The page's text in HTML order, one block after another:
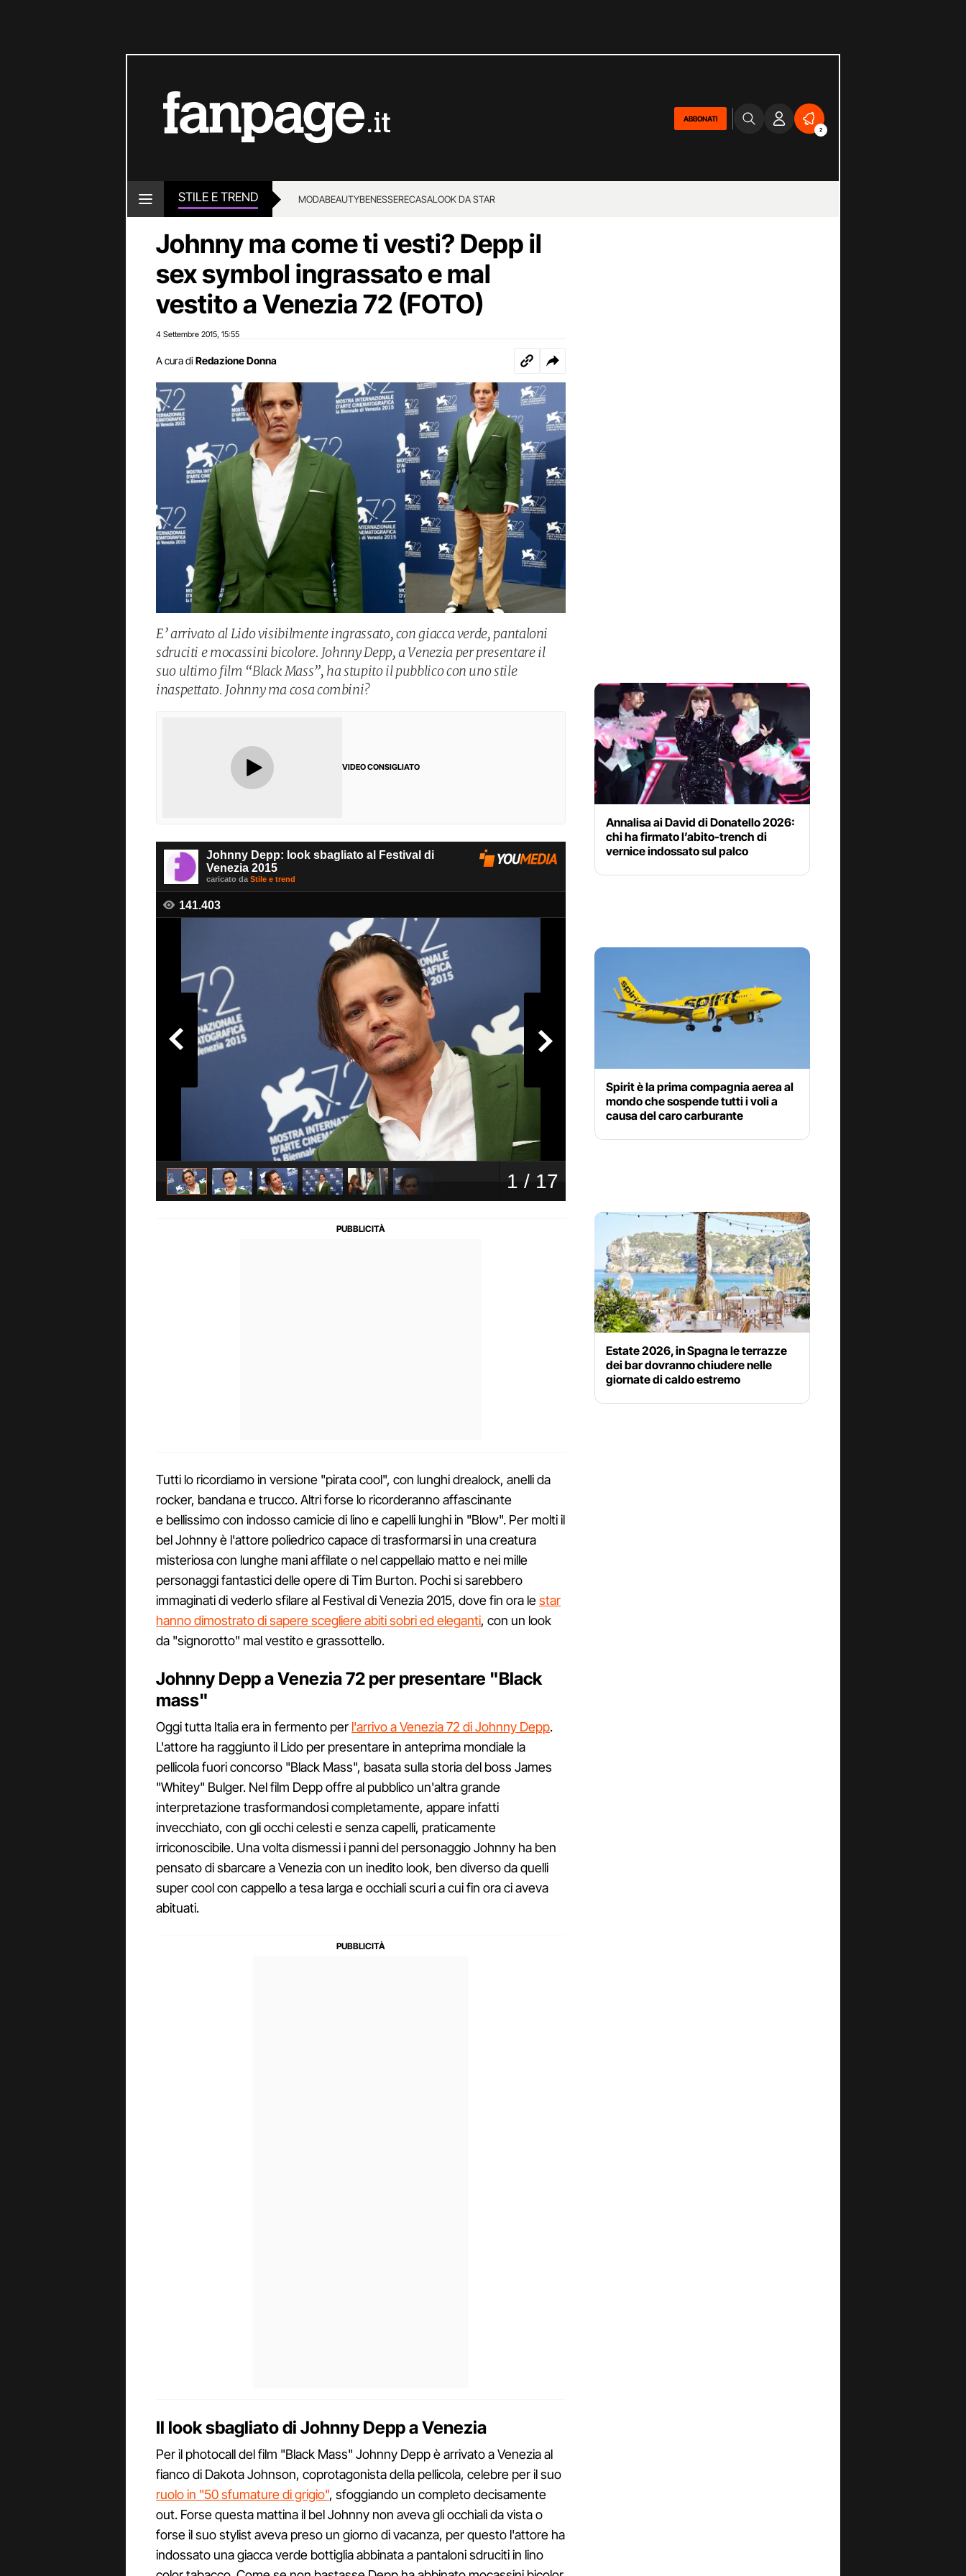
ABBONATI
2
STILE E TREND MODABEAUTYBENESSERECASALOOK DA STAR
Johnny ma come ti vesti? Depp il
sex symbol ingrassato e mal
vestito a Venezia 72 (FOTO)
4 Settembre 2015 15:55
A cura di Redazione Donna
E’ arrivato al Lido visibilmente ingrassato, con giacca verde, pantaloni
sdruciti e mocassini bicolore. Johnny Depp, a Venezia per presentare il
suo ultimo film “Black Mass”, ha stupito il pubblico con uno stile
inaspettato. Johnny ma cosa combini?
VIDEO CONSIGLIATO
Tutti lo ricordiamo in versione "pirata cool", con lunghi drealock, anelli da
rocker, bandana e trucco. Altri forse lo ricorderanno affascinante
e bellissimo con indosso camicie di lino e capelli lunghi in "Blow". Per molti il
bel Johnny è l'attore poliedrico capace di trasformarsi in una creatura
misteriosa con lunghe mani affilate o nel cappellaio matto e nei mille
personaggi fantastici delle opere di Tim Burton. Pochi si sarebbero
immaginati di vederlo sfilare al Festival di Venezia 2015, dove fin ora lestar
hanno dimostrato di sapere scegliere abiti sobri ed eleganti, con un look
da "signorotto" mal vestito e grassottello.
Johnny Depp a Venezia 72 per presentare "Black
mass"
Oggi tutta Italia era in fermento per l'arrivo a Venezia 72 di Johnny Depp.
L'attore ha raggiunto il Lido per presentare in anteprima mondiale la
pellicola fuori concorso "Black Mass", basata sulla storia del boss James
"Whitey" Bulger. Nel film Depp offre al pubblico un'altra grande
interpretazione trasformandosi completamente, appare infatti
invecchiato, con gli occhi celesti e senza capelli, praticamente
irriconoscibile. Una volta dismessi i panni del personaggio Johnny ha ben
pensato di sbarcare a Venezia con un inedito look, ben diverso da quelli
super cool con cappello a tesa larga e occhiali scuri a cui fin ora ci aveva
abituati.
Il look sbagliato di Johnny Depp a Venezia
Per il photocall del film "Black Mass" Johnny Depp è arrivato a Venezia al
fianco di Dakota Johnson, coprotagonista della pellicola, celebre per il suo
ruolo in "50 sfumature di grigio", sfoggiando un completo decisamente
out. Forse questa mattina il bel Johnny non aveva gli occhiali da vista o
forse il suo stylist aveva preso un giorno di vacanza, per questo l'attore ha
indossato una giacca verde bottiglia abbinata a pantaloni sdruciti in lino
Annalisa ai David di Donatello 2026:
chi ha firmato l’abito-trench di
vernice indossato sul palco
Spirit è la prima compagnia aerea al
mondo che sospende tutti i voli a
causa del caro carburante
Estate 2026, in Spagna le terrazze
dei bar dovranno chiudere nelle
giornate di caldo estremo